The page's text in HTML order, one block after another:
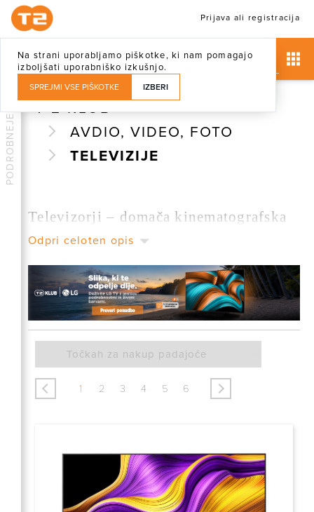
Na strani uporabljamo piškotke, ki nam pomagajo
izboljšati uporabniško izkušnjo.
SPREJMI VSE PIŠKOTKE IZBERI
Prijava ali registracija
PODROBNEJE
T-2 KLUB
AVDIO, VIDEO, FOTO
TELEVIZIJE
Odpri celoten opis
Televizorji – domača kinematografska
izkušnja v vašem dnevnem prostoru
V T-2 klubu vas čaka skrbno izbrana ponudba
sodobnih televizorjev, ki bodo vašemu domu dodali
novo dimenzijo zabave. Ne glede na to, ali
prisegate na vrhunsko ločljivost, pametne funkcije,
elegantno obliko ali dostopno ceno – pri nas boste
našli televizor, ki ustreza vašim potrebam, prostoru
Na voljo so modeli priznanih proizvajalcev, kot so
< 1 2 3 4 5 6 >